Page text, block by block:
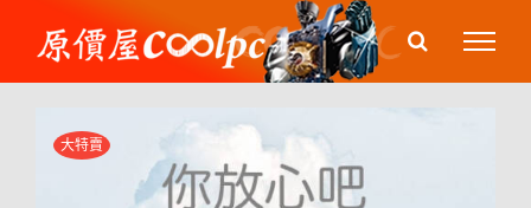
content
大特賣